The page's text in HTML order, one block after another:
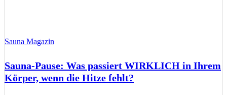
Sauna Magazin
Sauna-Pause: Was passiert WIRKLICH in Ihrem
Körper, wenn die Hitze fehlt?